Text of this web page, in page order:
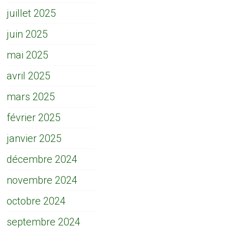
juillet 2025
juin 2025
mai 2025
avril 2025
mars 2025
février 2025
janvier 2025
décembre 2024
novembre 2024
octobre 2024
septembre 2024